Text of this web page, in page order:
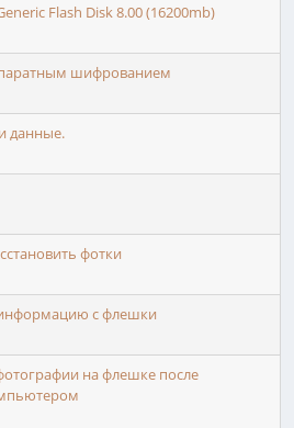
Flash Disk 8.00 (16200mb)
шифрованием
данные.
фотки
с флешки
на флешке после